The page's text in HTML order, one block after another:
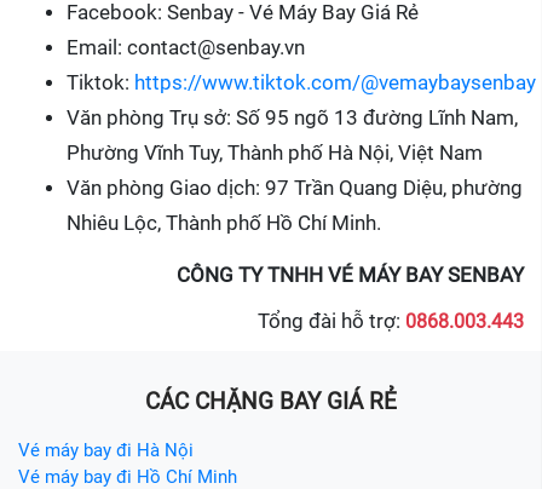
Facebook: Senbay - Vé Máy Bay Giá Rẻ
Email: contact@senbay.vn
Tiktok: https://www.tiktok.com/@vemaybaysenbay
Văn phòng Trụ sở: Số 95 ngõ 13 đường Lĩnh Nam,
Phường Vĩnh Tuy, Thành phố Hà Nội, Việt Nam
Văn phòng Giao dịch: 97 Trần Quang Diệu, phường
Nhiêu Lộc, Thành phố Hồ Chí Minh.
CÔNG TY TNHH VÉ MÁY BAY SENBAY
Tổng đài hỗ trợ: 0868.003.443
CÁC CHẶNG BAY GIÁ RẺ
Vé máy bay đi Hà Nội
Vé máy bay đi Hồ Chí Minh